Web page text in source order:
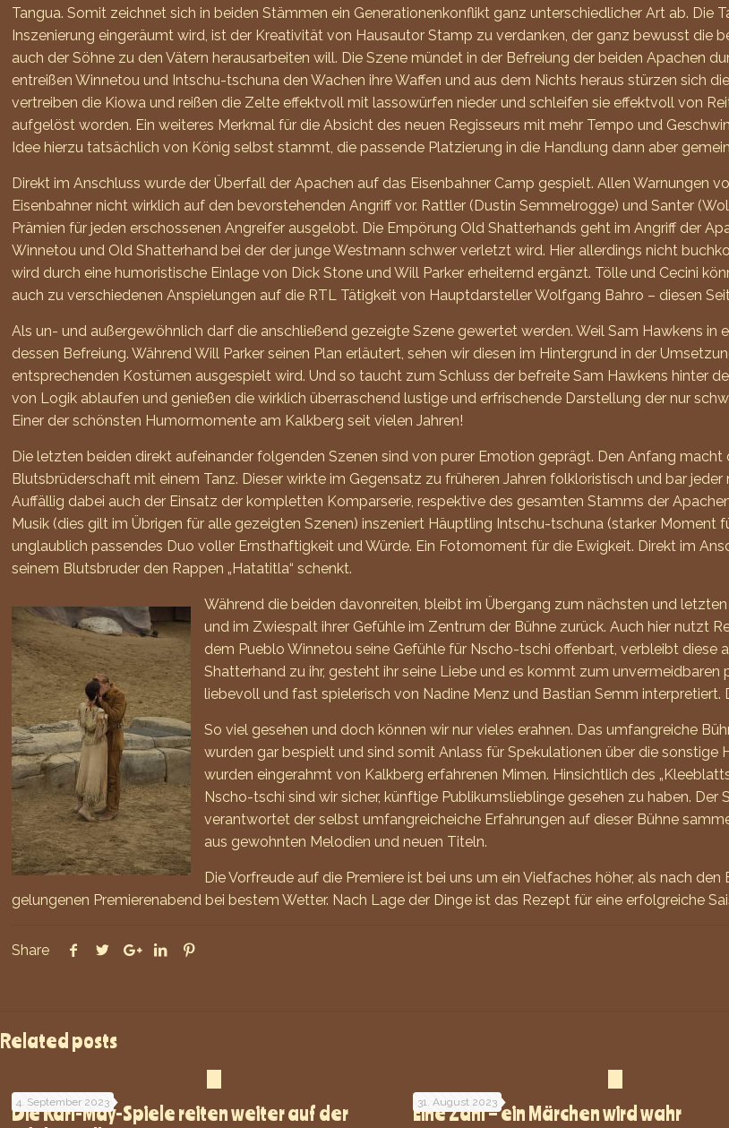
Tangua. Somit zeichnet sich in beiden Stämmen ein Generationenkonflikt ganz unterschiedlicher Art ab. Die
Inszenierung eingeräumt wird, ist der Kreativität von Hausautor Stamp zu verdanken, der ganz bewusst die
auch der Söhne zu den Vätern herausarbeiten will. Die Szene mündet in der Befreiung der beiden Apachen
entreißen Winnetou und Intschu-tschuna den Wachen ihre Waffen und aus dem Nichts heraus stürzen sich
vertreiben die Kiowa und reißen die Zelte effektvoll mit lassowürfen nieder und schleifen sie effektvoll von
aufgelöst worden. Ein weiteres Merkmal für die Absicht des neuen Regisseurs mit mehr Tempo und
Idee hierzu tatsächlich von König selbst stammt, die passende Platzierung in die Handlung dann aber
Direkt im Anschluss wurde der Überfall der Apachen auf das Eisenbahner Camp gespielt. Allen Warnungen
Eisenbahner nicht wirklich auf den bevorstehenden Angriff vor. Rattler (Dustin Semmelrogge) und Santer
Prämien für jeden erschossenen Angreifer ausgelobt. Die Empörung Old Shatterhands geht im Angriff der
Winnetou und Old Shatterhand bei der der junge Westmann schwer verletzt wird. Hier allerdings nicht
wird durch eine humoristische Einlage von Dick Stone und Will Parker erheiternd ergänzt. Tölle und Cecini
auch zu verschiedenen Anspielungen auf die RTL Tätigkeit von Hauptdarsteller Wolfgang Bahro – diesen
Als un- und außergewöhnlich darf die anschließend gezeigte Szene gewertet werden. Weil Sam Hawkens
dessen Befreiung. Während Will Parker seinen Plan erläutert, sehen wir diesen im Hintergrund in der
entsprechenden Kostümen ausgespielt wird. Und so taucht zum Schluss der befreite Sam Hawkens hinter
von Logik ablaufen und genießen die wirklich überraschend lustige und erfrischende Darstellung der nur
Einer der schönsten Humormomente am Kalkberg seit vielen Jahren!
Die letzten beiden direkt aufeinander folgenden Szenen sind von purer Emotion geprägt. Den Anfang macht
Blutsbrüderschaft mit einem Tanz. Dieser wirkte im Gegensatz zu früheren Jahren folkloristisch und bar
Auffällig dabei auch der Einsatz der kompletten Komparserie, respektive des gesamten Stamms der
Musik (dies gilt im Übrigen für alle gezeigten Szenen) inszeniert Häuptling Intschu-tschuna (starker Moment
unglaublich passendes Duo voller Ernsthaftigkeit und Würde. Ein Fotomoment für die Ewigkeit. Direkt im
seinem Blutsbruder den Rappen „Hatatitla“ schenkt.
Während die beiden davonreiten, bleibt im Übergang zum nächsten und
und im Zwiespalt ihrer Gefühle im Zentrum der Bühne zurück. Auch hier nutzt
dem Pueblo Winnetou seine Gefühle für Nscho-tschi offenbart, verbleibt diese
Shatterhand zu ihr, gesteht ihr seine Liebe und es kommt zum
liebevoll und fast spielerisch von Nadine Menz und Bastian Semm
So viel gesehen und doch können wir nur vieles erahnen. Das umfangreiche
wurden gar bespielt und sind somit Anlass für Spekulationen über die sonstige
wurden eingerahmt von Kalkberg erfahrenen Mimen. Hinsichtlich des
Nscho-tschi sind wir sicher, künftige Publikumslieblinge gesehen zu haben.
verantwortet der selbst umfangreicheiche Erfahrungen auf dieser Bühne
aus gewohnten Melodien und neuen Titeln.
Die Vorfreude auf die Premiere ist bei uns um ein Vielfaches höher, als nach
gelungenen Premierenabend bei bestem Wetter. Nach Lage der Dinge ist das Rezept für eine erfolgreiche
Share
Related posts
4. September 2023
Die Karl-May-Spiele reiten weiter auf der
31. August 2023
Eine Zahl – ein Märchen wird wahr